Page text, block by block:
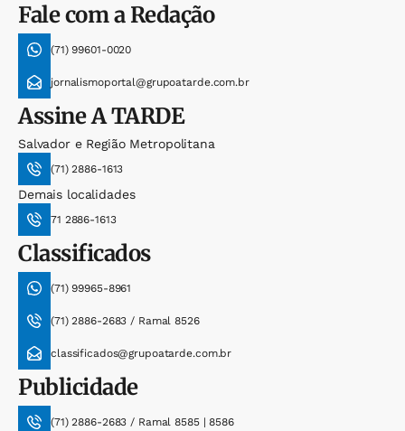
Fale com a Redação
(71) 99601-0020
jornalismoportal@grupoatarde.com.br
AssineA TARDE
Salvador e Região Metropolitana
(71) 2886-1613
Demais localidades
71 2886-1613
Classificados
(71) 99965-8961
(71) 2886-2683 / Ramal 8526
classificados@grupoatarde.com.br
Publicidade
(71) 2886-2683 / Ramal 8585 | 8586